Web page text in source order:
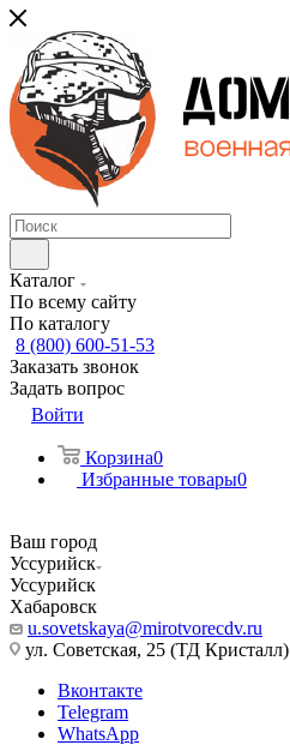
Каталог
По всему сайту
По каталогу
8 (800) 600-51-53
Заказать звонок
Задать вопрос
Войти
Корзина0
Избранные товары0
Ваш город
Уссурийск
Уссурийск
Хабаровск
u.sovetskaya@mirotvorecdv.ru
ул. Советская, 25 (ТД Кристалл)
Вконтакте
Telegram
WhatsApp